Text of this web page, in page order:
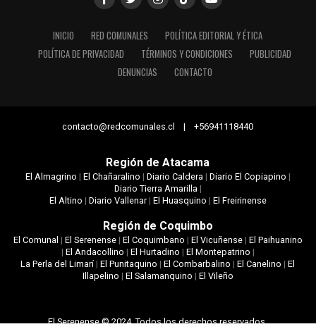
INICIO RED COMUNALES
POLÍTICA EDITORIAL Y ÉTICA
POLÍTICA DE PRIVACIDAD
TÉRMINOS Y CONDICIONES
PUBLICIDAD
DENUNCIAS
CONTACTO
contacto@redcomunales.cl | +56941118440
Región de Atacama
El Almagrino | El Chañaralino | Diario Caldera | Diario El Copiapino |
Diario Tierra Amarilla |
El Altino | Diario Vallenar| El Huasquino | El Freirinense
Región de Coquimbo
El Comunal | El Serenense| El Coquimbano | El Vicuñense| El Paihuanino
| El Andacollino | El Hurtadino | El Montepatrino |
La Perla del Limarí|El Punitaquino |El Combarbalino |El Canelino |El
Illapelino | El Salamanquino | El Vileño
El Serenense © 2024. Todos los derechos reservados.